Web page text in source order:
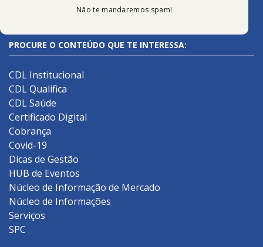
Não te mandaremos spam!
PROCURE O CONTEÚDO QUE TE INTERESSA:
CDL Institucional
CDL Qualifica
CDL Saúde
Certificado Digital
Cobrança
Covid-19
Dicas de Gestão
HUB de Eventos
Núcleo de Informação de Mercado
Núcleo de Informações
Serviços
SPC